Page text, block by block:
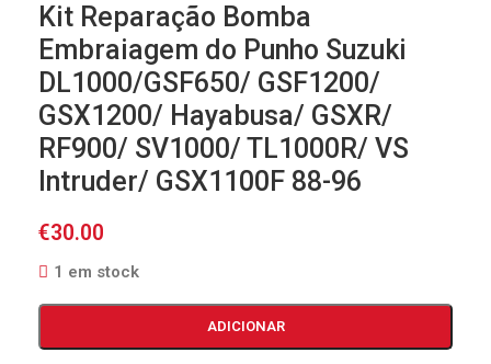
Kit Reparação Bomba
Embraiagem do Punho Suzuki
DL1000/GSF650/ GSF1200/
GSX1200/ Hayabusa/ GSXR/
RF900/ SV1000/ TL1000R/ VS
Intruder/ GSX1100F 88-96
€30.00
1 em stock
ADICIONAR